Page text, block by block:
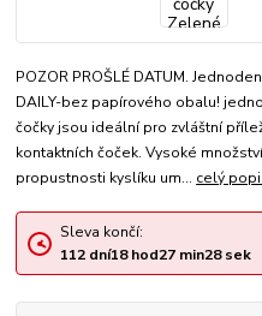
POZOR PROŠLÉ DATUM.
DAILY-bez papírového obalu!
čočky jsou ideální pro zvláštní
kontaktních čoček. Vysoké
propustnosti kyslíku um... celý
Sleva končí:
112 dní18hod27min28sek